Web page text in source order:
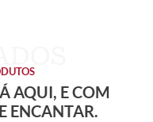
AQUI, E COM
ENCANTAR.